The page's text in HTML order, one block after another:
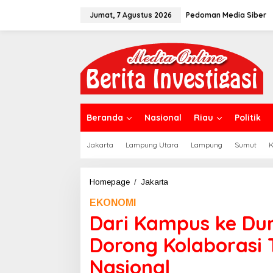
Jumat, 7 Agustus 2026 Pedoman Media Siber
Beranda Nasional Riau Politik
Jakarta Lampung Utara Lampung Sumut
Homepage / Jakarta
K
a
m
p
EKONOMI
Dari Kampus ke
Dorong Kolaborasi
Nasional